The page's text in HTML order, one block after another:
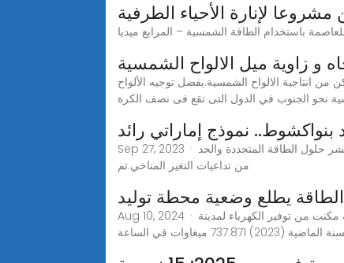
لإنارة الأحياء الطرفية
و زاوية ميل الالواح الشمسية
انتاجية الالواح الشمسية.يفضل توجيه الألواح
نحو الجنوب في الدول التى تقع فى نصف الكرة
نموذج إماراتي رائد
Sep 27, 2023 · تشكل "محطة الشيخ زايد للطاقة الشمسية الكهروضوئية" التي طورتها "مصدر" في نواكشوط نموذجاً رائداً لجهود دولة الإمارات، في نشر حلول الطاقة المتجددة والحد
من تداعيات التغير المناخي.تم
يطلع وضعية محطة توليد
Aug 10, 2024 · وقالت وزا ة الطاقة إن محطة الكهرباء المزدوجة توفر على 12 مولدا يعمل بالوقود الثقيل والغاز الطبيعي وهي تكنلوجيا مزدوجة مكنت من توفير الكهرباء لمدينة
ميغاوات في الساعة